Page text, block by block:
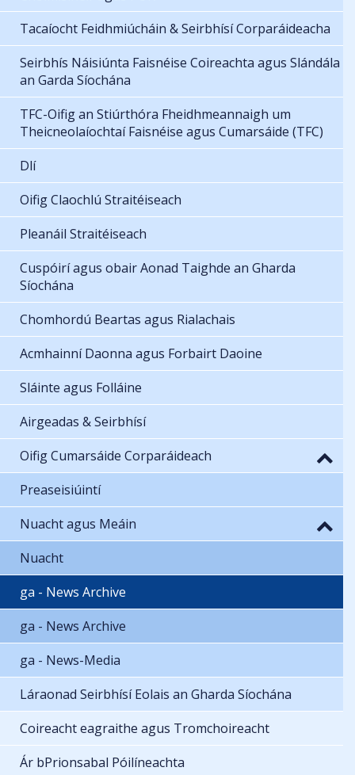
Tacaíocht Feidhmiúcháin & Seirbhísí Corparáideacha
Seirbhís Náisiúnta Faisnéise Coireachta agus Slándála
an Garda Síochána
TFC-Oifig an Stiúrthóra Fheidhmeannaigh um
Theicneolaíochtaí Faisnéise agus Cumarsáide (TFC)
Dlí
Oifig Claochlú Straitéiseach
Pleanáil Straitéiseach
Cuspóirí agus obair Aonad Taighde an Gharda
Síochána
Chomhordú Beartas agus Rialachais
Acmhainní Daonna agus Forbairt Daoine
Sláinte agus Folláine
Airgeadas & Seirbhísí
Oifig Cumarsáide Corparáideach
Preaseisiúintí
Nuacht agus Meáin
Nuacht
ga - News Archive
ga - News Archive
ga - News-Media
Láraonad Seirbhísí Eolais an Gharda Síochána
Coireacht eagraithe agus Tromchoireacht
Ár bPrionsabal Póilíneachta